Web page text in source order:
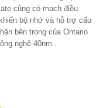
cũng có mạch điều
bộ nhớ và hỗ trợ cấu
bên trong của Ontario
nghệ 40nm .